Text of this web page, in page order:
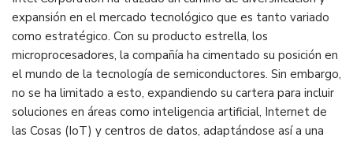
expansión en el mercado tecnológico que es tanto variado
como estratégico. Con su producto estrella, los
microprocesadores, la compañía ha cimentado su posición en
el mundo de la tecnología de semiconductores. Sin embargo,
no se ha limitado a esto, expandiendo su cartera para incluir
soluciones en áreas como inteligencia artificial, Internet de
las Cosas (IoT) y centros de datos, adaptándose así a una